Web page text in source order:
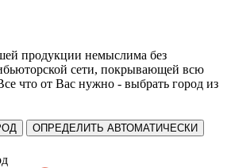
продукции немыслима без
сети, покрывающей всю
что от Вас нужно - выбрать город из
ОПРЕДЕЛИТЬ АВТОМАТИЧЕСКИ